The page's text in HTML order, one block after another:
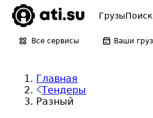
ГрузыПоиск
Все сервисы Ваши
Главная
Тендеры
Разный